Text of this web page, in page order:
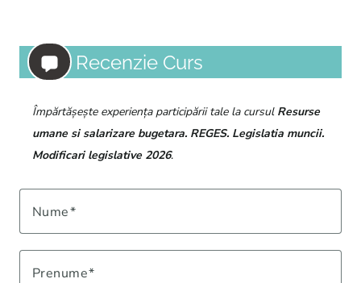
Recenzie Curs
Împărtășește experiența participării tale la cursul Resurse
umane si salarizare bugetara. REGES. Legislatia muncii.
Modificari legislative 2026.
Nume
Prenume